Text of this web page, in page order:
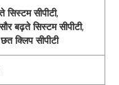
सिस्टम सीपीटी,
बढ़ते सिस्टम सीपीटी,
क्लिप सीपीटी